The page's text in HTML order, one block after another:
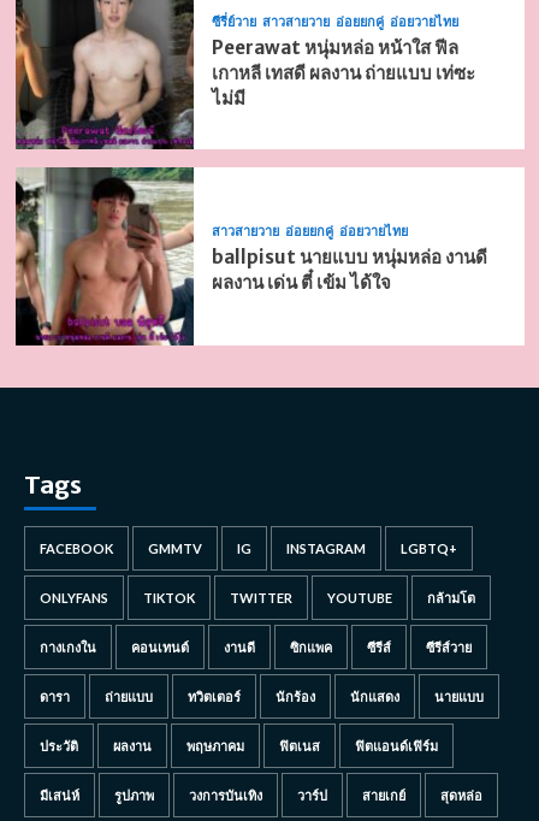
ซีรี่ย์วาย สาวสายวาย อ่อยยกคู่ อ่อยวายไทย
Peerawat หนุ่มหล่อ หน้าใส ฟีล
เกาหลี เทสดี ผลงาน ถ่ายแบบ เท่ซะ
ไม่มี
สาวสายวาย อ่อยยกคู่ อ่อยวายไทย
ballpisut นายแบบ หนุ่มหล่อ งานดี
ผลงาน เด่น ตี๋ เข้ม ได้ใจ
Tags
FACEBOOK GMMTV IG INSTAGRAM LGBTQ+
ONLYFANS TIKTOK TWITTER YOUTUBE กล้ามโต
กางเกงใน คอนเทนต์ งานดี ซิกแพค ซีรีส์ ซีรีส์วาย
ดารา ถ่ายแบบ ทวิตเตอร์ นักร้อง นักแสดง นายแบบ
ประวัติ ผลงาน พฤษภาคม ฟิตเนส ฟิตแอนด์เฟิร์ม
มีเสน่ห์ รูปภาพ วงการบันเทิง วาร์ป สายเกย์ สุดหล่อ